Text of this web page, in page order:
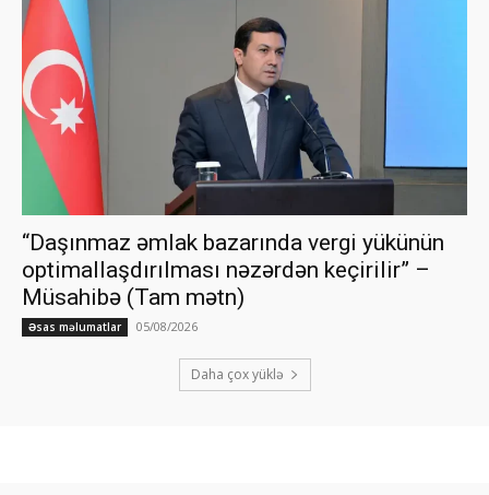
“Daşınmaz əmlak bazarında vergi yükünün
optimallaşdırılması nəzərdən keçirilir” –
Müsahibə (Tam mətn)
Əsas məlumatlar 05/08/2026
Daha çox yüklə